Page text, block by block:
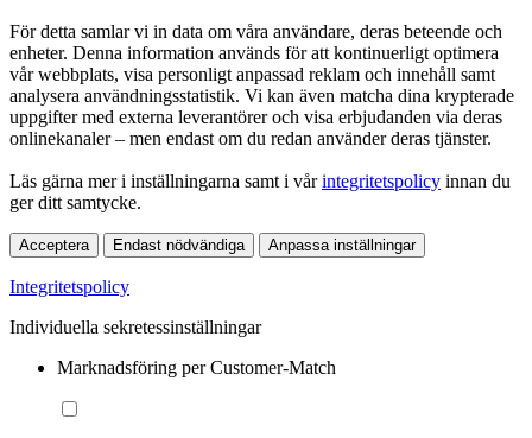
För detta samlar vi in data om våra användare, deras beteende och
enheter. Denna information används för att kontinuerligt optimera
vår webbplats, visa personligt anpassad reklam och innehåll samt
analysera användningsstatistik. Vi kan även matcha dina krypterade
uppgifter med externa leverantörer och visa erbjudanden via deras
onlinekanaler – men endast om du redan använder deras tjänster.
Läs gärna mer i inställningarna samt i vårintegritetspolicy innan du
ger ditt samtycke.
Acceptera Endast nödvändiga Anpassa inställningar
Integritetspolicy
Individuella sekretessinställningar
Marknadsföring per Customer-Match